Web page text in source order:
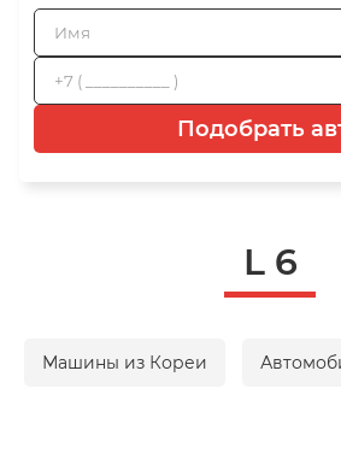
Подобрать
L 6
Машины из Кореи